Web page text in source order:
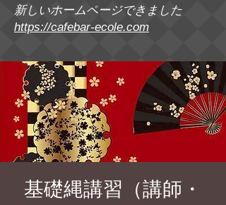
新しいホームページできました
https://cafebar-ecole.com
基礎縄講習（講師・